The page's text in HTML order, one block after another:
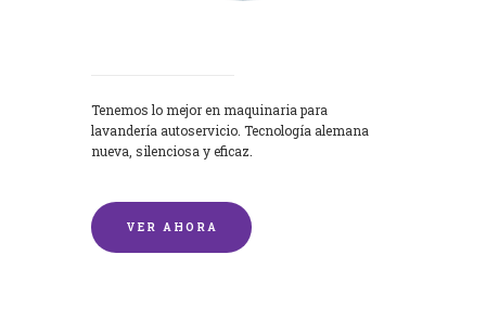
Tenemos lo mejor en maquinaria para
lavandería autoservicio. Tecnología alemana
nueva, silenciosa y eficaz.
VER AHORA